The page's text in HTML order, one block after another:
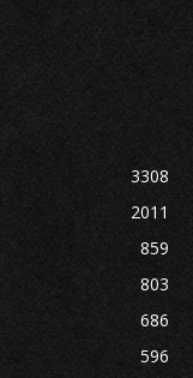
3308
2011
859
803
686
596